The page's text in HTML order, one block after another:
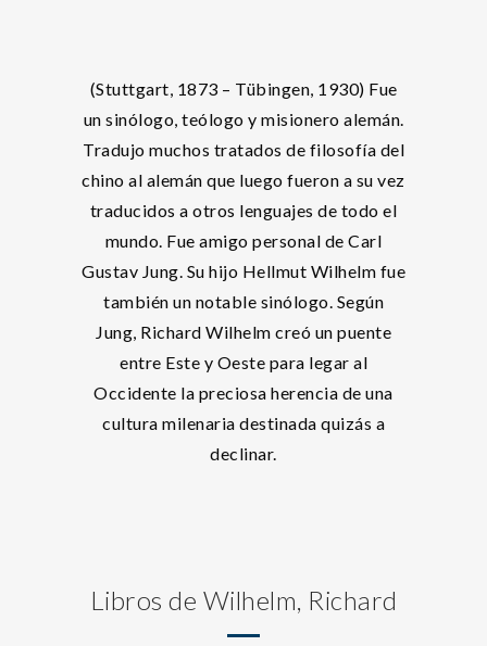
(Stuttgart, 1873 – Tübingen, 1930) Fue
un sinólogo, teólogo y misionero alemán.
Tradujo muchos tratados de filosofía del
chino al alemán que luego fueron a su vez
traducidos a otros lenguajes de todo el
mundo. Fue amigo personal de Carl
Gustav Jung. Su hijo Hellmut Wilhelm fue
también un notable sinólogo. Según
Jung, Richard Wilhelm creó un puente
entre Este y Oeste para legar al
Occidente la preciosa herencia de una
cultura milenaria destinada quizás a
declinar.
Libros de Wilhelm, Richard